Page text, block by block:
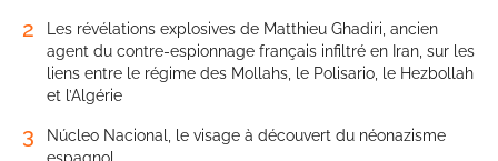
2
Les révélations explosives de Matthieu Ghadiri, ancien
agent du contre-espionnage français infiltré en Iran, sur les
liens entre le régime des Mollahs, le Polisario, le Hezbollah
et l’Algérie
3
Núcleo Nacional, le visage à découvert du néonazisme